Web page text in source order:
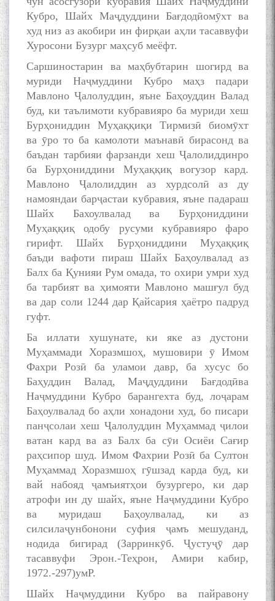
Кубро, Шайх Маҷдуддини Бағдодӣомӯхт ва
худ низ аз акобири ин фирқаи аҳли тасаввуфи
Хуросони Бузург маҳсуб меёфт.
Саршиностарин ва маҳбубтарин шогирд ва
муриди Наҷмуддини Кубро маҳз падари
Мавлоно Ҷалолуддин, яъне Баҳоуддин Валад
буд, ки таълимоти кубравияро ба муриди хеш
Бурҳониддин Муҳаққиқи Тирмизӣ биомӯхт
ва ӯро то ба камолоти маънавӣ бирасонд ва
баъдан тарбияи фарзанди хеш Ҷалолиддинро
ба Бурҳониддини Муҳаққиқ вогузор кард.
Мавлоно Ҷалолиддин аз хурдсолӣ аз ду
намояндаи барҷастаи кубравия, яъне падараш
Шайх Бахоулвалад ва Бурҳониддини
Муҳаққиқ одобу русуми кубравияро фаро
гирифт. Шайх Бурҳониддини Муҳаққиқ
баъди вафоти пираш Шайх Баҳоулвалад аз
Балх ба Қунияи Рум омада, то охири умри худ
ба тарбият ва ҳимояти Мавлоно машғул буд
ва дар соли 1244 дар Қайсария ҳаётро падруд
гуфт.
Ба иллати хушунате, ки яке аз дустони
Муҳаммади Хоразмшоҳ, мушовири ӯ Имом
Фахри Розӣ ба уламои давр, ба хусус бо
Баҳуддин Валад, Маҷдуддини Бағдодӣва
Наҷмуддини Кубро барангехта буд, лоҷарам
Баҳоулвалад бо аҳли хонадони худ, бо писари
панҷсолаи хеш Ҷалолуддин Муҳаммад ҷилои
ватан кард ва аз Балх ба сӯи Осиёи Сағир
раҳсипор шуд. Имом Фахрии Розӣ ба Султон
Муҳаммад Хоразмшоҳ гӯшзад карда буд, ки
вай набояд ҷамъиятҳои бузургеро, ки дар
атрофи ин ду шайх, яъне Наҷмуддини Кубро
ва муридаш Баҳоулвалад, ки аз
силсилаҷунбонони суфия ҷамъ мешуданд,
нодида бигирад (Зарринкӯб. Ҷустуҷӯ дар
тасаввуфи Эрон.-Теҳрон, Амири кабир,
1972.-297)умР.
Шайх Наҷмуддини Кубро ва пайравону